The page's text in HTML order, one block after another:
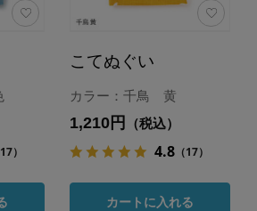
）
こてぬぐい
カラー：千鳥 黄
1,210円 （税込）
4.8（17）
カートに入れる